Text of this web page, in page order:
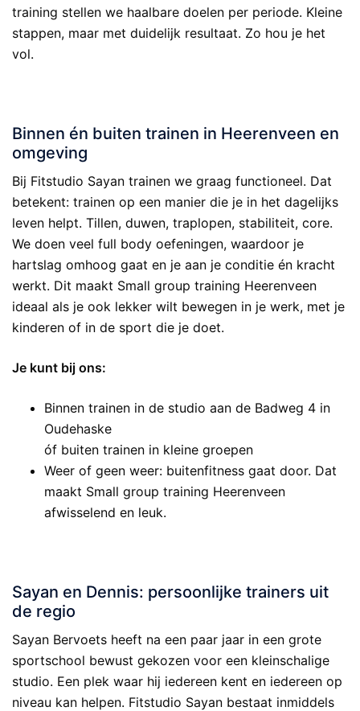
training stellen we haalbare doelen per periode. Kleine
stappen, maar met duidelijk resultaat. Zo hou je het
vol.
Binnen én buiten trainen in Heerenveen en
omgeving
Bij Fitstudio Sayan trainen we graag functioneel. Dat
betekent: trainen op een manier die je in het dagelijks
leven helpt. Tillen, duwen, traplopen, stabiliteit, core.
We doen veel full body oefeningen, waardoor je
hartslag omhoog gaat en je aan je conditie én kracht
werkt. Dit maakt Small group training Heerenveen
ideaal als je ook lekker wilt bewegen in je werk, met je
kinderen of in de sport die je doet.
Je kunt bij ons:
Binnen trainen in de studio aan de Badweg 4 in
Oudehaske
óf buiten trainen in kleine groepen
Weer of geen weer: buitenfitness gaat door. Dat
maakt Small group training Heerenveen
afwisselend en leuk.
Sayan en Dennis: persoonlijke trainers uit
de regio
Sayan Bervoets heeft na een paar jaar in een grote
sportschool bewust gekozen voor een kleinschalige
studio. Een plek waar hij iedereen kent en iedereen op
niveau kan helpen. Fitstudio Sayan bestaat inmiddels